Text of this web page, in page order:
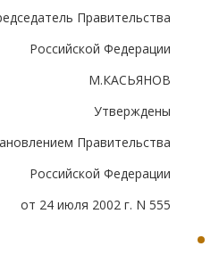
Правительства
Российской Федерации
М.КАСЬЯНОВ
Утверждены
Правительства
Российской Федерации
от 24 июля 2002 г. N 555